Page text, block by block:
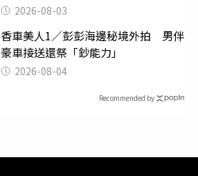
潰 2026-08-03
香車美人1／彭彭海邊秘境外拍 男伴
豪車接送還祭「鈔能力」
2026-08-04
Recommended by